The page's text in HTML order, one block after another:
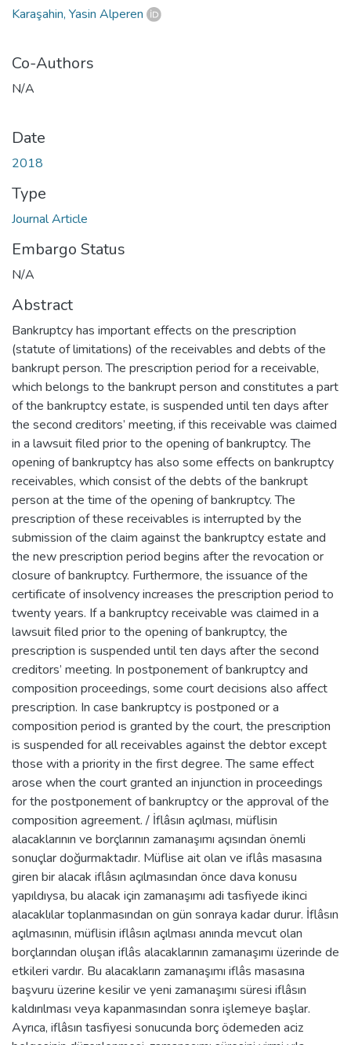
Karaşahin, Yasin Alperen
Co-Authors
N/A
Date
2018
Type
Journal Article
Embargo Status
N/A
Abstract
Bankruptcy has important effects on the prescription
(statute of limitations) of the receivables and debts of the
bankrupt person. The prescription period for a receivable,
which belongs to the bankrupt person and constitutes a part
of the bankruptcy estate, is suspended until ten days after
the second creditors’ meeting, if this receivable was claimed
in a lawsuit filed prior to the opening of bankruptcy. The
opening of bankruptcy has also some effects on bankruptcy
receivables, which consist of the debts of the bankrupt
person at the time of the opening of bankruptcy. The
prescription of these receivables is interrupted by the
submission of the claim against the bankruptcy estate and
the new prescription period begins after the revocation or
closure of bankruptcy. Furthermore, the issuance of the
certificate of insolvency increases the prescription period to
twenty years. If a bankruptcy receivable was claimed in a
lawsuit filed prior to the opening of bankruptcy, the
prescription is suspended until ten days after the second
creditors’ meeting. In postponement of bankruptcy and
composition proceedings, some court decisions also affect
prescription. In case bankruptcy is postponed or a
composition period is granted by the court, the prescription
is suspended for all receivables against the debtor except
those with a priority in the first degree. The same effect
arose when the court granted an injunction in proceedings
for the postponement of bankruptcy or the approval of the
composition agreement. / İflâsın açılması, müflisin
alacaklarının ve borçlarının zamanaşımı açısından önemli
sonuçlar doğurmaktadır. Müflise ait olan ve iflâs masasına
giren bir alacak iflâsın açılmasından önce dava konusu
yapıldıysa, bu alacak için zamanaşımı adi tasfiyede ikinci
alacaklılar toplanmasından on gün sonraya kadar durur. İflâsın
açılmasının, müflisin iflâsın açılması anında mevcut olan
borçlarından oluşan iflâs alacaklarının zamanaşımı üzerinde de
etkileri vardır. Bu alacakların zamanaşımı iflâs masasına
başvuru üzerine kesilir ve yeni zamanaşımı süresi iflâsın
kaldırılması veya kapanmasından sonra işlemeye başlar.
Ayrıca, iflâsın tasfiyesi sonucunda borç ödemeden aciz